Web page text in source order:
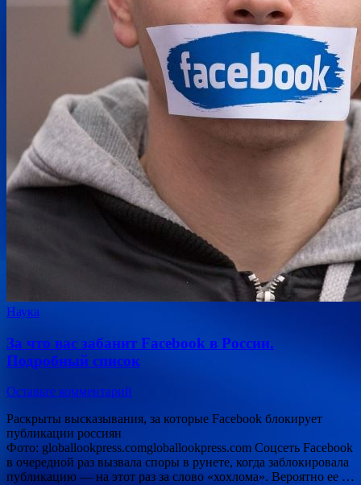
Наука
За что вас забанит Facebook в России.
Подробный список
Оставьте комментарий
Раскрыты высказывания, за которые Facebook блокирует
публикации россиян
Фото: globallookpress.comgloballookpress.com Соцсеть Facebook
в очередной раз вызвала споры в рунете, когда заблокировала
публикацию — на этот раз за слово «хохлома». Вероятно ее …